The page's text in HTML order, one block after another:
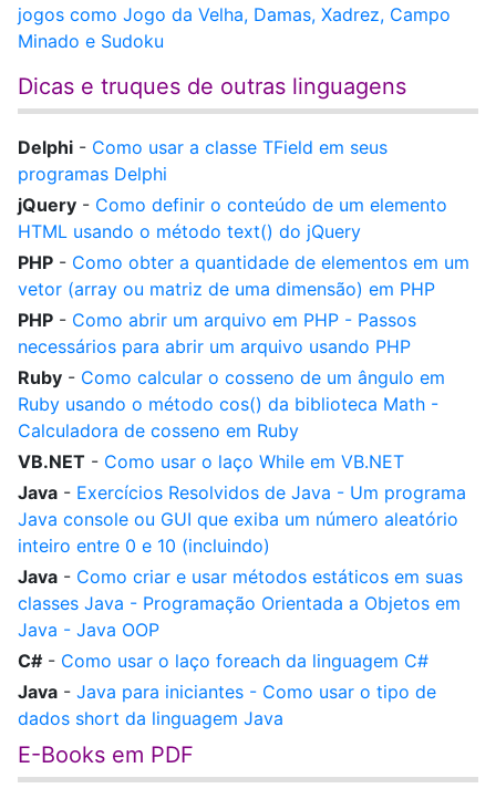
jogos como Jogo da Velha, Damas, Xadrez, Campo
Minado e Sudoku
Dicas e truques de outras linguagens
Delphi - Como usar a classe TField em seus
programas Delphi
jQuery - Como definir o conteúdo de um elemento
HTML usando o método text() do jQuery
PHP - Como obter a quantidade de elementos em um
vetor (array ou matriz de uma dimensão) em PHP
PHP - Como abrir um arquivo em PHP - Passos
necessários para abrir um arquivo usando PHP
Ruby - Como calcular o cosseno de um ângulo em
Ruby usando o método cos() da biblioteca Math -
Calculadora de cosseno em Ruby
VB.NET - Como usar o laço While em VB.NET
Java - Exercícios Resolvidos de Java - Um programa
Java console ou GUI que exiba um número aleatório
inteiro entre 0 e 10 (incluindo)
Java - Como criar e usar métodos estáticos em suas
classes Java - Programação Orientada a Objetos em
Java - Java OOP
C# - Como usar o laço foreach da linguagem C#
Java - Java para iniciantes - Como usar o tipo de
dados short da linguagem Java
E-Books em PDF